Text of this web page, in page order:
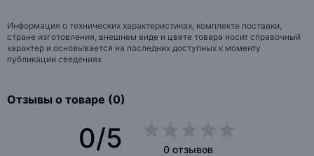
Информация о технических характеристиках, комплекте поставки,
стране изготовления, внешнем виде и цвете товара носит справочный
характер и основывается на последних доступных к моменту
публикации сведениях
Отзывы о товаре (0)
0/5
0 отзывов